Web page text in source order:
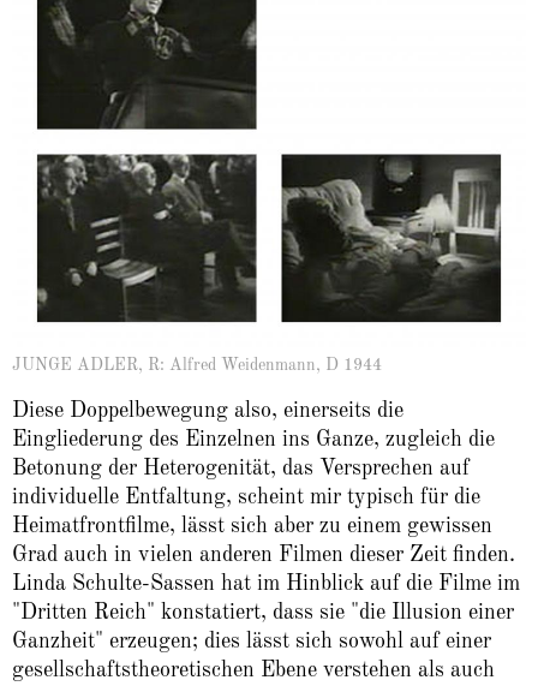
JUNGE ADLER, R: Alfred Weidenmann, D 1944
Diese Doppelbewegung also, einerseits die
Eingliederung des Einzelnen ins Ganze, zugleich die
Betonung der Heterogenität, das Versprechen auf
individuelle Entfaltung, scheint mir typisch für die
Heimatfrontfilme, lässt sich aber zu einem gewissen
Grad auch in vielen anderen Filmen dieser Zeit finden.
Linda Schulte-Sassen hat im Hinblick auf die Filme im
"Dritten Reich" konstatiert, dass sie "die Illusion einer
Ganzheit" erzeugen; dies lässt sich sowohl auf einer
gesellschaftstheoretischen Ebene verstehen als auch